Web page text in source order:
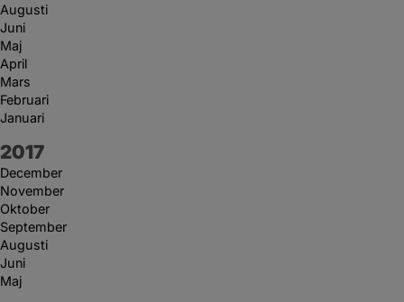
Augusti
Juni
Maj
April
Mars
Februari
Januari
År:
2017
December
November
Oktober
September
Augusti
Juni
Maj